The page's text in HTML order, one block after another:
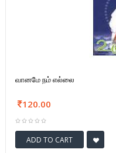
வானமே நம் எல்லை
120.00
ADD TO CART